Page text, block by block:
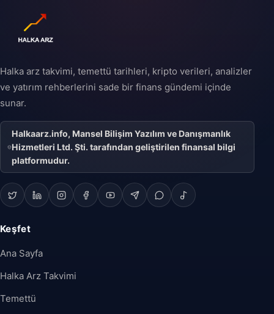
Halka arz takvimi, temettü tarihleri, kripto verileri, analizler
ve yatırım rehberlerini sade bir finans gündemi içinde
sunar.
Halkaarz.info, Mansel Bilişim Yazılım ve Danışmanlık
Hizmetleri Ltd. Şti. tarafından geliştirilen finansal bilgi
platformudur.
Keşfet
Ana Sayfa
Halka Arz Takvimi
Temettü